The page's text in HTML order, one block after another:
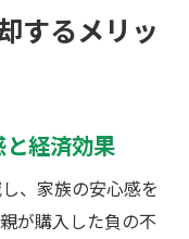
するメリッ
経済効果
、家族の安心感を
が購入した負の不